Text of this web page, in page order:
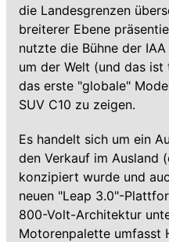
die Landesgrenzen
breiterer Ebene
nutzte die Bühne der
um der Welt (und das
das erste "globale"
SUV C10 zu zeigen.
Es handelt sich um ein
den Verkauf im Ausland
konzipiert wurde und
neuen "Leap 3.0"-
800-Volt-Architektur
Motorenpalette umfasst